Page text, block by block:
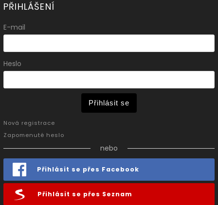
PŘIHLÁŠENÍ
E-mail
Heslo
Přihlásit se
Nová registrace
Zapomenuté heslo
nebo
Přihlásit se přes Facebook
Přihlásit se přes Seznam